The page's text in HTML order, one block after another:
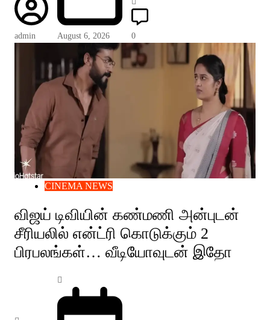
admin August 6, 2026 0
CINEMA NEWS
விஜய் டிவியின் கண்மணி அன்புடன்
சீரியலில் என்ட்ரி கொடுக்கும் 2
பிரபலங்கள்… வீடியோவுடன் இதோ